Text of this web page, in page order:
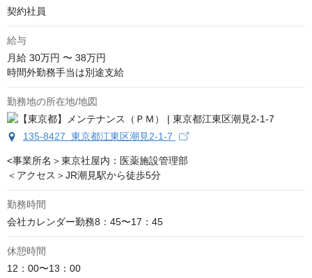
契約社員
給与
月給 30万円 〜 38万円
時間外勤務手当は別途支給
勤務地の所在地/地図
135-8427 東京都江東区潮見2-1-7
<事業所名＞東京社屋内：医薬施設管理部
＜アクセス＞JR潮見駅から徒歩5分
勤務時間
会社カレンダー勤務8：45〜17：45
休憩時間
12：00〜13：00